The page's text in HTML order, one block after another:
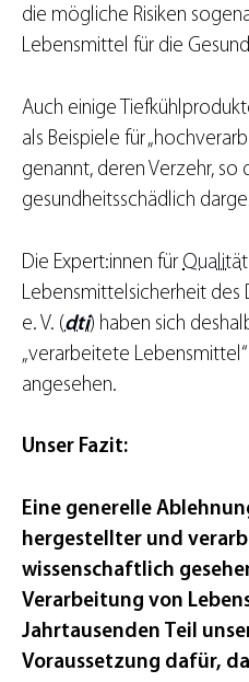
die mögliche Risiken
Lebensmittel für die
Auch einige
als Beispiele für
genannt, deren Verzehr, so
gesundheitsschädlich
Die Expert:innen für Qualität
Lebensmittelsicherheit des
e. V. (dti) haben sich
„verarbeitete
angesehen.
Unser Fazit:
Eine generelle
hergestellter und
wissenschaftlich
Verarbeitung von
Jahrtausenden Teil
Voraussetzung dafür,